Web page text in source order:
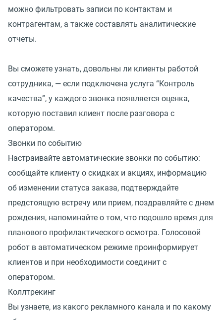
можно фильтровать записи по контактам и
контрагентам, а также составлять аналитические
отчеты.
Вы сможете узнать, довольны ли клиенты работой
сотрудника, — если подключена услуга “Контроль
качества”, у каждого звонка появляется оценка,
которую поставил клиент после разговора с
оператором.
Звонки по событию
Настраивайте автоматические звонки по событию:
сообщайте клиенту о скидках и акциях, информацию
об изменении статуса заказа, подтверждайте
предстоящую встречу или прием, поздравляйте с днем
рождения, напоминайте о том, что подошло время для
планового профилактического осмотра. Голосовой
робот в автоматическом режиме проинформирует
клиентов и при необходимости соединит с
оператором.
Коллтрекинг
Вы узнаете, из какого рекламного канала и по какому